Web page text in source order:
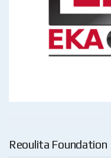
Reoulita Foundation